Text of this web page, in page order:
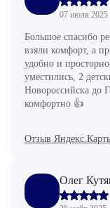
07 июля 2025
Большое спасибо
взяли комфорт, а
удобно и
уместились, 2
Новороссийска до
комфортно 👍
Отзыв
Олег